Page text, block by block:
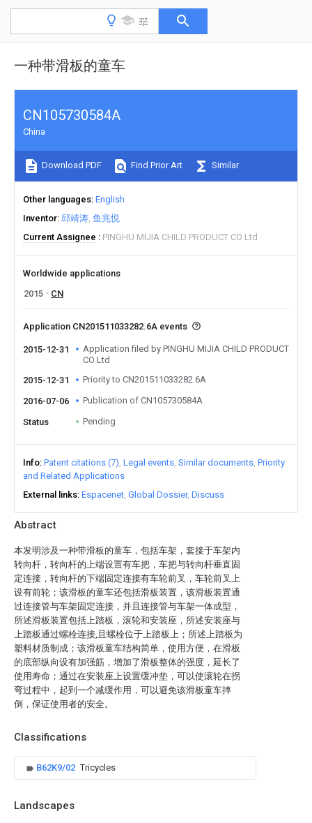
一种带滑板的童车
Abstract
本发明涉及一种带滑板的童车，包括车架，套接于车架内
转向杆，转向杆的上端设置有车把，车把与转向杆垂直固
定连接，转向杆的下端固定连接有车轮前叉，车轮前叉上
设有前轮；该滑板的童车还包括滑板装置，该滑板装置通
过连接管与车架固定连接，并且连接管与车架一体成型，
所述滑板装置包括上踏板，滚轮和安装座，所述安装座与
上踏板通过螺栓连接,且螺栓位于上踏板上；所述上踏板为
塑料材质制成；该滑板童车结构简单，使用方便，在滑板
的底部纵向设有加强筋，增加了滑板整体的强度，延长了
使用寿命；通过在安装座上设置缓冲垫，可以使滚轮在拐
弯过程中，起到一个减缓作用，可以避免该滑板童车摔
倒，保证使用者的安全。
Classifications
B62K9/02 Tricycles
Landscapes
CN105730584A
China
Download PDF Find Prior Art Similar
Other languages English
Inventor 邱靖涛 鱼兆悦
Current Assignee
PINGHU MIJIA CHILD PRODUCT CO Ltd
Worldwide applications
2015
CN
Application CN201511033282.6A events
2015-12-31
Application filed by PINGHU MIJIA CHILD PRODUCT
CO Ltd
2015-12-31
Priority to CN201511033282.6A
2016-07-06 Publication of CN105730584A
Status Pending
Info Patent citations (7) Legal events Similar documents Priority
and Related Applications
External links Espacenet Global Dossier Discuss